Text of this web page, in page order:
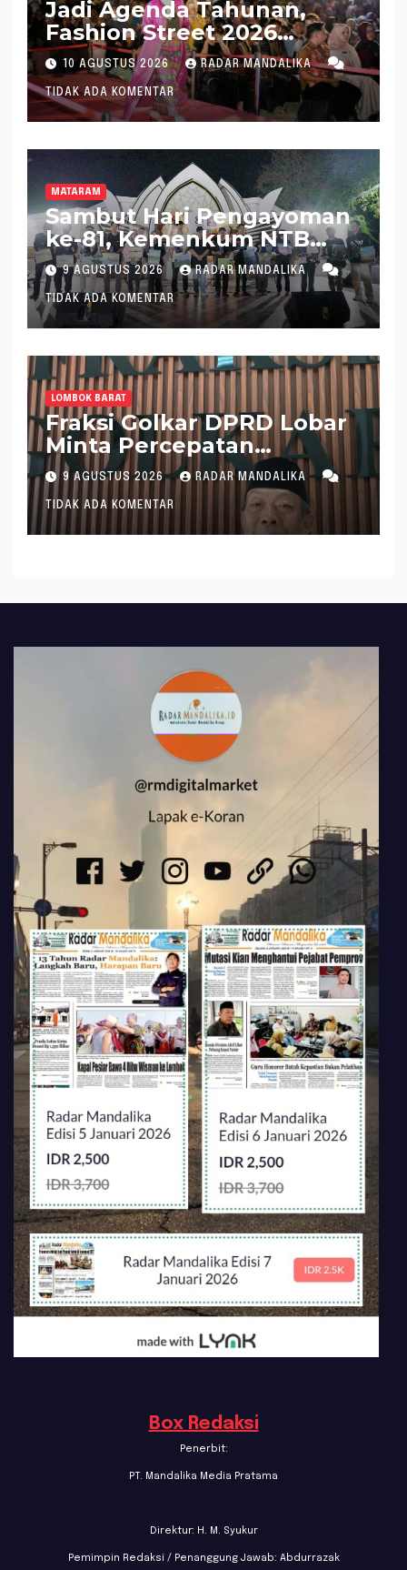
Jadi Agenda Tahunan,
Fashion Street 2026
Lombok Utara Meriah
10 AGUSTUS 2026 RADAR MANDALIKA
TIDAK ADA KOMENTAR
MATARAM
Sambut Hari Pengayoman
ke-81, Kemenkum NTB
Hadirkan Layanan Hukum
di Pantai Ampenan
9 AGUSTUS 2026 RADAR MANDALIKA
TIDAK ADA KOMENTAR
LOMBOK BARAT
Fraksi Golkar DPRD Lobar
Minta Percepatan
Realisasi APBD 2026
9 AGUSTUS 2026 RADAR MANDALIKA
TIDAK ADA KOMENTAR
Box Redaksi
Penerbit:
PT. Mandalika Media Pratama
Direktur: H. M. Syukur
Pemimpin Redaksi / Penanggung Jawab: Abdurrazak